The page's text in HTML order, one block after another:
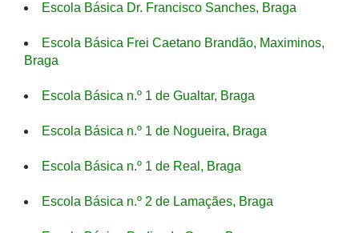
Escola Básica Dr. Francisco Sanches, Braga
Escola Básica Frei Caetano Brandão, Maximinos,
Braga
Escola Básica n.º 1 de Gualtar, Braga
Escola Básica n.º 1 de Nogueira, Braga
Escola Básica n.º 1 de Real, Braga
Escola Básica n.º 2 de Lamaçães, Braga